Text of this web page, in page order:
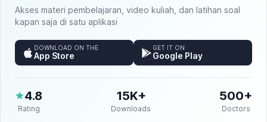
Akses materi pembelajaran, video kuliah, dan latihan soal
kapan saja di satu aplikasi
DOWNLOAD ON THE
App Store
GET IT ON
Google Play
4.8
Rating
15K+
Downloads
500+
Doctors